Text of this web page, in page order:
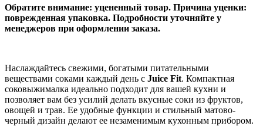
Обратите внимание: уцененный товар. Причина уценки:
поврежденная упаковка. Подробности уточняйте у
менеджеров при оформлении заказа.
Наслаждайтесь свежими, богатыми питательными
веществами соками каждый день с Juice Fit. Компактная
соковыжималка идеально подходит для вашей кухни и
позволяет вам без усилий делать вкусные соки из фруктов,
овощей и трав. Ее удобные функции и стильный матово-
черный дизайн делают ее незаменимым кухонным прибором.